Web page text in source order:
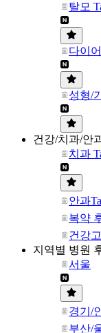
탈모
다이
성형/
건강/치과/안
치과
안과
복약
건강
지역별 병원
서울
경기/
부산/